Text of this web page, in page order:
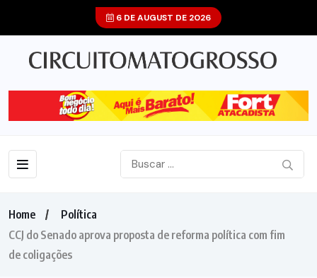
6 DE AUGUST DE 2026
Home
Política
CCJ do Senado aprova proposta de reforma política com fim
de coligações